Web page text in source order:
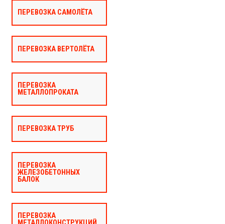
ПЕРЕВОЗКА САМОЛЁТА
ПЕРЕВОЗКА ВЕРТОЛЁТА
ПЕРЕВОЗКА
МЕТАЛЛОПРОКАТА
ПЕРЕВОЗКА ТРУБ
ПЕРЕВОЗКА
ЖЕЛЕЗОБЕТОННЫХ
БАЛОК
ПЕРЕВОЗКА